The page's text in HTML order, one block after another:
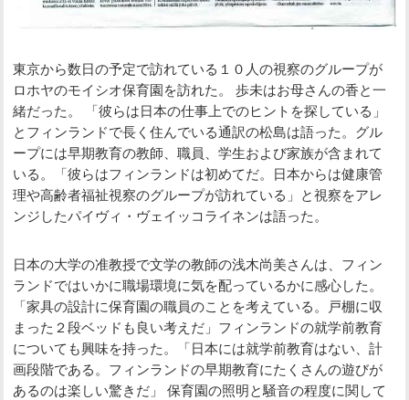
東京から数日の予定で訪れている１０人の視察のグループが
ロホヤのモイシオ保育園を訪れた。 歩未はお母さんの香と一
緒だった。 「彼らは日本の仕事上でのヒントを探している」
とフィンランドで長く住んでいる通訳の松島は語った。グル
ープには早期教育の教師、職員、学生および家族が含まれて
いる。「彼らはフィンランドは初めてだ。日本からは健康管
理や高齢者福祉視察のグループが訪れている」と視察をアレ
ンジしたパイヴィ・ヴェイッコライネンは語った。
日本の大学の准教授で文学の教師の浅木尚美さんは、フィン
ランドではいかに職場環境に気を配っているかに感心した。
「家具の設計に保育園の職員のことを考えている。戸棚に収
まった２段ベッドも良い考えだ」フィンランドの就学前教育
についても興味を持った。「日本には就学前教育はない、計
画段階である。フィンランドの早期教育にたくさんの遊びが
あるのは楽しい驚きだ」 保育園の照明と騒音の程度に関して